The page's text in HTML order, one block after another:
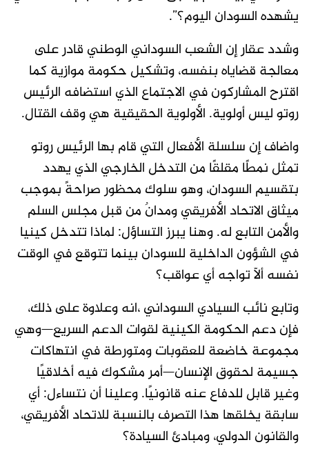
يشهده السودان اليوم؟”.
وشدد عقار إن الشعب السوداني الوطني قادر على
معالجة قضاياه بنفسه، وتشكيل حكومة موازية كما
اقترح المشاركون في الاجتماع الذي استضافه الرئيس
روتو ليس أولوية. الأولوية الحقيقية هي وقف القتال.
واضاف إن سلسلة الأفعال التي قام بها الرئيس روتو
تمثل نمطًا مقلقًا من التدخل الخارجي الذي يهدد
بتقسيم السودان، وهو سلوك محظور صراحةً بموجب
ميثاق الاتحاد الأفريقي ومدانٌ من قبل مجلس السلم
والأمن التابع له. وهنا يبرز التساؤل: لماذا تتدخل كينيا
في الشؤون الداخلية للسودان بينما تتوقع في الوقت
نفسه ألّا تواجه أي عواقب؟
وتابع نائب السيادي السوداني ،انه وعلاوة على ذلك،
فإن دعم الحكومة الكينية لقوات الدعم السريع—وهي
مجموعة خاضعة للعقوبات ومتورطة في انتهاكات
جسيمة لحقوق الإنسان—أمر مشكوك فيه أخلاقيًا
وغير قابل للدفاع عنه قانونيًا. وعلينا أن نتساءل: أي
سابقة يخلقها هذا التصرف بالنسبة للاتحاد الأفريقي،
والقانون الدولي، ومبادئ السيادة؟